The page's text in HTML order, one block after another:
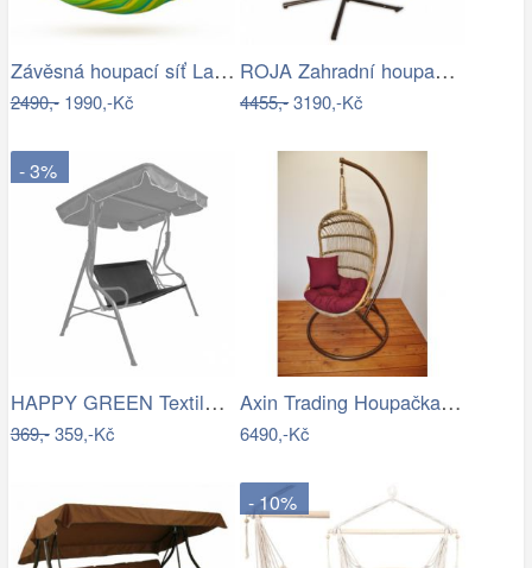
Závěsná houpací síť La Siesta SONRISA -…
2490,-1990,-Kč
ROJA Zahradní houpačka ZW 6119 - béžová
4455,-3190,-Kč
- 3%
HAPPY GREEN Textilní sedák na houpačku,…
369,-359,-Kč
Axin Trading Houpačka závěsná Bella se…
6490,-Kč
- 10%